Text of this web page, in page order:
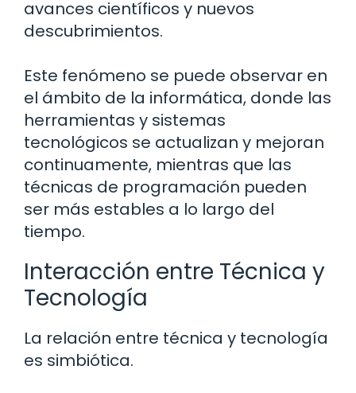
avances científicos y nuevos
descubrimientos.
Este fenómeno se puede observar en
el ámbito de la informática, donde las
herramientas y sistemas
tecnológicos se actualizan y mejoran
continuamente, mientras que las
técnicas de programación pueden
ser más estables a lo largo del
tiempo.
Interacción entre Técnica y
Tecnología
La relación entre técnica y tecnología
es simbiótica.